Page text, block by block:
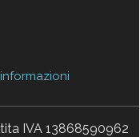
IVA 13868590962